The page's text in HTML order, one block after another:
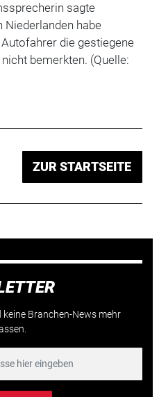
sagte
Niederlanden habe
die gestiegene
bemerkten. (Quelle:
ZUR STARTSEITE
Branchen-News mehr